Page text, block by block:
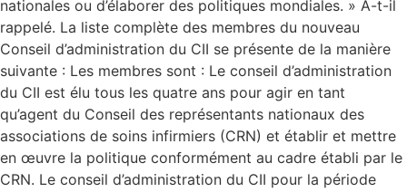
nationales ou d’élaborer des politiques mondiales. » A-t-il
rappelé. La liste complète des membres du nouveau
Conseil d’administration du CII se présente de la manière
suivante : Les membres sont : Le conseil d’administration
du CII est élu tous les quatre ans pour agir en tant
qu’agent du Conseil des représentants nationaux des
associations de soins infirmiers (CRN) et établir et mettre
en œuvre la politique conformément au cadre établi par le
CRN. Le conseil d’administration du CII pour la période